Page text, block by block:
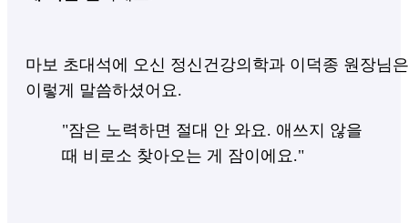
마보 초대석에 오신 정신건강의학과 이덕종 원장님은
이렇게 말씀하셨어요.
"잠은 노력하면 절대 안 와요. 애쓰지 않을
때 비로소 찾아오는 게 잠이에요."